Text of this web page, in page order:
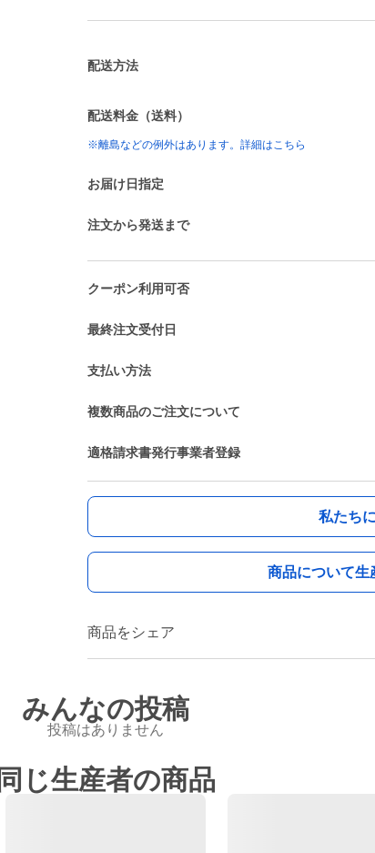
配送方法
配送料金（送料）
※離島などの例外はあります。詳細はこちら
お届け日指定
注文から発送まで
クーポン利用可否
最終注文受付日
支払い方法
複数商品のご注文について
適格請求書発行事業者登録
私たち
商品について生
商品をシェア
みんなの投稿
投稿はありません
同じ生産者の商品